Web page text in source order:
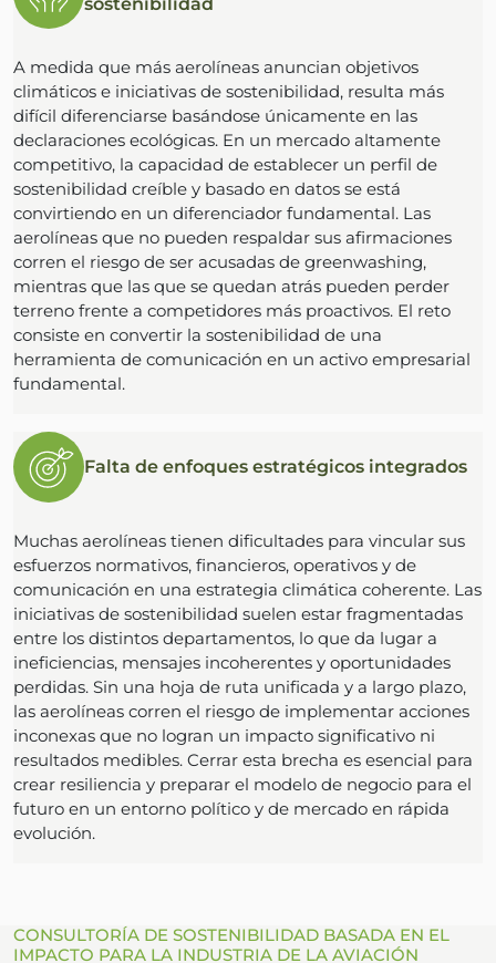
A medida que más aerolíneas anuncian objetivos
climáticos e iniciativas de sostenibilidad, resulta más
difícil diferenciarse basándose únicamente en las
declaraciones ecológicas. En un mercado altamente
competitivo, la capacidad de establecer un perfil de
sostenibilidad creíble y basado en datos se está
convirtiendo en un diferenciador fundamental. Las
aerolíneas que no pueden respaldar sus afirmaciones
corren el riesgo de ser acusadas de greenwashing,
mientras que las que se quedan atrás pueden perder
terreno frente a competidores más proactivos. El reto
consiste en convertir la sostenibilidad de una
herramienta de comunicación en un activo empresarial
fundamental.
Falta de enfoques estratégicos integrados
Muchas aerolíneas tienen dificultades para vincular sus
esfuerzos normativos, financieros, operativos y de
comunicación en una estrategia climática coherente. Las
iniciativas de sostenibilidad suelen estar fragmentadas
entre los distintos departamentos, lo que da lugar a
ineficiencias, mensajes incoherentes y oportunidades
perdidas. Sin una hoja de ruta unificada y a largo plazo,
las aerolíneas corren el riesgo de implementar acciones
inconexas que no logran un impacto significativo ni
resultados medibles. Cerrar esta brecha es esencial para
crear resiliencia y preparar el modelo de negocio para el
futuro en un entorno político y de mercado en rápida
evolución.
CONSULTORÍA DE SOSTENIBILIDAD BASADA EN EL
IMPACTO PARA LA INDUSTRIA DE LA AVIACIÓN